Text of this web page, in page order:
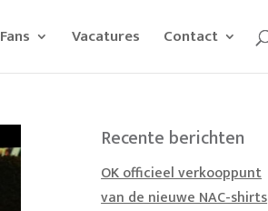
Fans Vacatures Contact
Recente berichten
OK officieel verkooppunt
van de nieuwe NAC-shirts